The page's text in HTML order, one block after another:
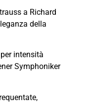
a Richard
della
intensità
Symphoniker